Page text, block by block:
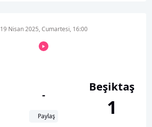
19 Nisan 2025, Cumartesi, 16:00
-
Paylaş
Beşiktaş
1